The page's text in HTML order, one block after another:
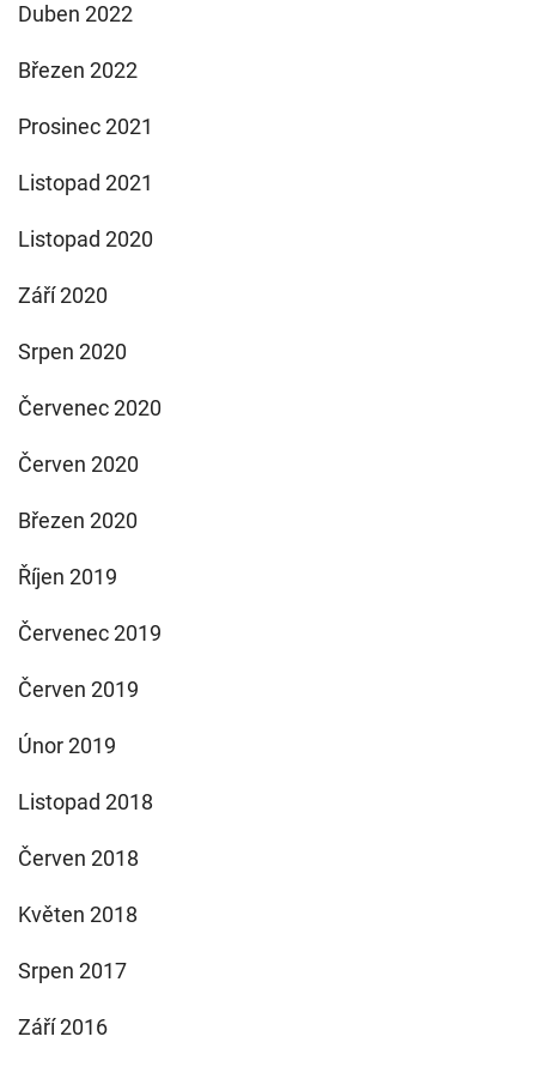
Duben 2022
Březen 2022
Prosinec 2021
Listopad 2021
Listopad 2020
Září 2020
Srpen 2020
Červenec 2020
Červen 2020
Březen 2020
Říjen 2019
Červenec 2019
Červen 2019
Únor 2019
Listopad 2018
Červen 2018
Květen 2018
Srpen 2017
Září 2016